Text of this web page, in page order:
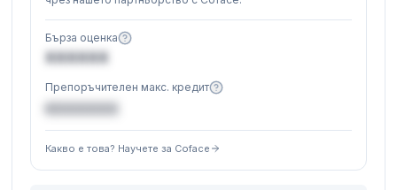
Бърза оценка
XXXXXX
Препоръчителен макс. кредит
€XXXXXX
Какво е това? Научете за Coface